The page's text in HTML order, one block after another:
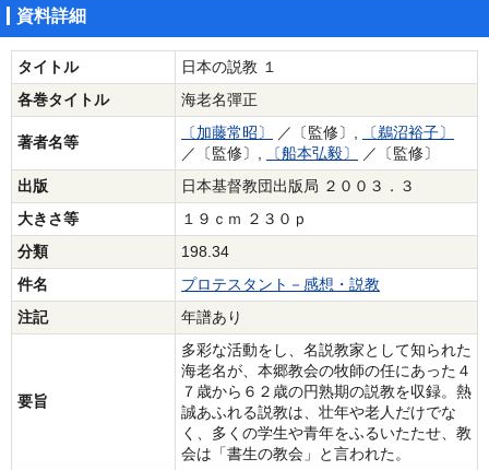
資料詳細
タイトル
日本の説教 １
各巻タイトル
海老名彈正
著者名等
〔加藤常昭〕 ／〔監修〕,
〔鵜沼裕子〕
／〔監修〕,
〔船本弘毅〕
／〔監修〕
出版
日本基督教団出版局 ２００３．３
大きさ等
１９ｃｍ ２３０ｐ
分類
198.34
件名
プロテスタント－感想・説教
注記
年譜あり
要旨
多彩な活動をし、名説教家として知られた
海老名が、本郷教会の牧師の任にあった４
７歳から６２歳の円熟期の説教を収録。熱
誠あふれる説教は、壮年や老人だけでな
く、多くの学生や青年をふるいたたせ、教
会は「書生の教会」と言われた。